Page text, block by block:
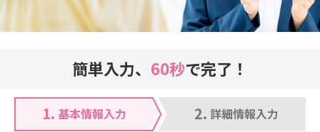
簡単入力、 60秒で完了！
1. 基本情報入力 2. 詳細情報入力